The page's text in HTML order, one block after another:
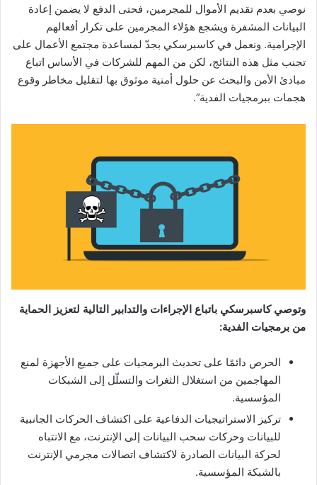
نوصي بعدم تقديم الأموال للمجرمين، فحتى الدفع لا يضمن إعادة
البيانات المشفرة ويشجع هؤلاء المجرمين على تكرار أفعالهم
الإجرامية. ونعمل في كاسبرسكي بجدّ لمساعدة مجتمع الأعمال على
تجنب مثل هذه النتائج، لكن من المهم للشركات في الأساس اتباع
مبادئ الأمن والبحث عن حلول أمنية موثوق بها لتقليل مخاطر وقوع
هجمات ببرمجيات الفدية”.
وتوصي كاسبرسكي باتباع الإجراءات والتدابير التالية لتعزيز الحماية
من برمجيات الفدية:
الحرص دائمًا على تحديث البرمجيات على جميع الأجهزة لمنع
المهاجمين من استغلال الثغرات والتسلّل إلى الشبكات
المؤسسية.
تركيز الاستراتيجيات الدفاعية على اكتشاف الحركات الجانبية
للبيانات وحركات سحب البيانات إلى الإنترنت، مع الانتباه
لحركة البيانات الصادرة لاكتشاف اتصالات مجرمي الإنترنت
بالشبكة المؤسسية.